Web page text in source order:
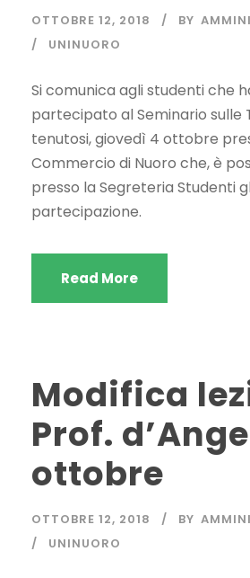
OTTOBRE 12, 2018 BY
UNINUORO
Si comunica agli studenti che
partecipato al Seminario sulle
tenutosi, giovedì 4 ottobre
Commercio di Nuoro che, è
presso la Segreteria Studenti
partecipazione.
Read More
Modifica
Prof.
ottobre
OTTOBRE 12, 2018 BY
UNINUORO